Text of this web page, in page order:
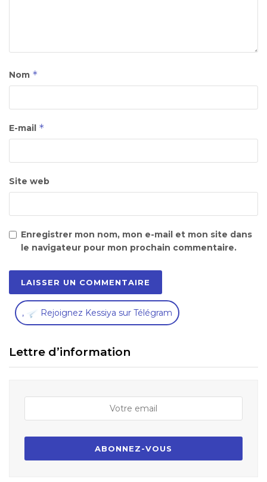
Nom *
E-mail *
Site web
Enregistrer mon nom, mon e-mail et mon site dans
le navigateur pour mon prochain commentaire.
, Rejoignez Kessiya sur Télégram
Lettre d’information